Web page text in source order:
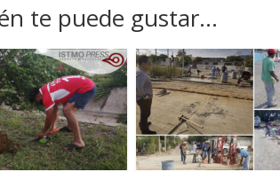
te puede gustar...